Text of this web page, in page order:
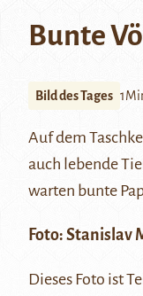
Bunte
Bild des Tages
Auf dem
auch lebende
warten bunte
Foto: Stanislav
Dieses Foto ist